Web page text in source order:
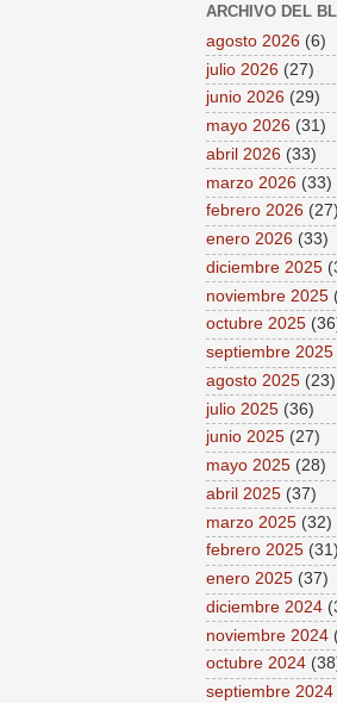
ARCHIVO DEL
agosto 2026 (6)
julio 2026 (27)
junio 2026 (29)
mayo 2026 (31)
abril 2026 (33)
marzo 2026 (33)
febrero 2026 (27)
enero 2026 (33)
diciembre 2025
noviembre 2025
octubre 2025
septiembre 2025
agosto 2025 (23)
julio 2025 (36)
junio 2025 (27)
mayo 2025 (28)
abril 2025 (37)
marzo 2025 (32)
febrero 2025 (31)
enero 2025 (37)
diciembre 2024
noviembre 2024
octubre 2024
septiembre 2024